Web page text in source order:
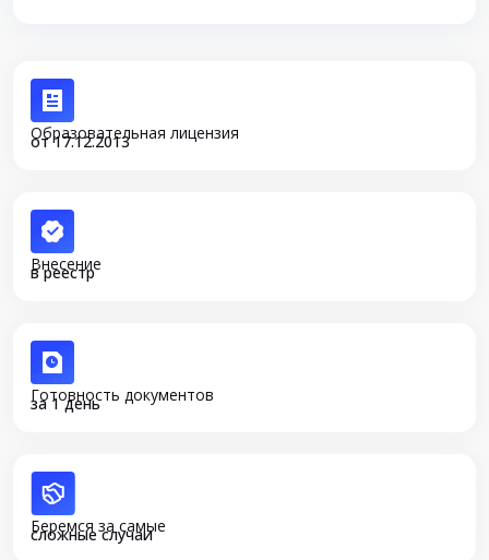
Образовательная лицензия
от 17.12.2013
Внесение
в реестр
Готовность документов
за 1 день
Беремся за самые
сложные случаи